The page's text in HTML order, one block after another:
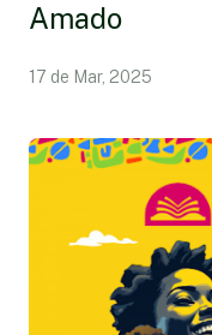
Amado
17 de Mar, 2025